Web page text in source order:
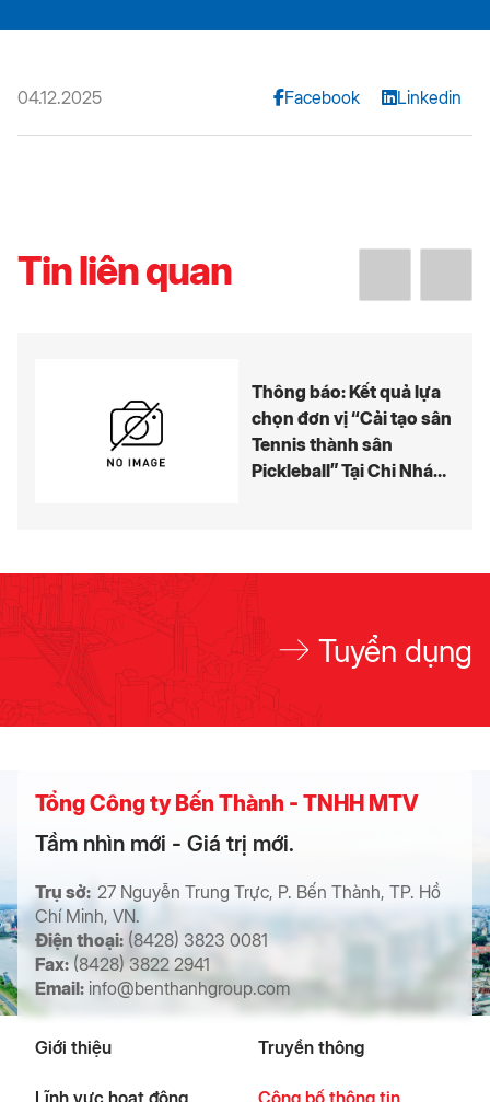
04.12.2025 Facebook Linkedin
Tin liên quan
Thông báo: Kết quả lựa
chọn đơn vị “Cải tạo sân
Tennis thành sân
Pickleball” Tại Chi Nhánh
Tuyển dụng
Tổng Công ty Bến Thành - TNHH MTV
Tầm nhìn mới - Giá trị mới.
Trụ sở: 27 Nguyễn Trung Trực, P. Bến Thành, TP. Hồ
Chí Minh, VN.
Điện thoại: (8428) 3823 0081
Fax:(8428) 3822 2941
Email: info@benthanhgroup.com
Giới thiệu
Lĩnh vực hoạt động
Truyền thông
Công bố thông tin